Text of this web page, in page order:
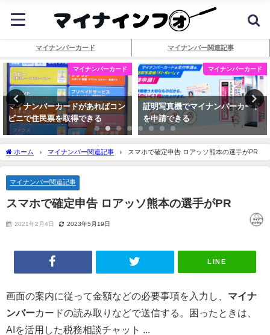
マイナンバーカード マイナンバー関連記事
マイナンバーカード
マイナンバーカードがあればコン
ビニで住民票を取得できる
マイナンバーカード
証明写真機でマイナンバーカード
を申請できる
ホーム マイナンバー関連記事 スマホで確定申告 ロアッソ熊本の選手がPR
マイナンバー関連記事
スマホで確定申告 ロアッソ熊本の選手がPR
2021年2月4日 2023年5月19日
LINE
画面の案内に従って金額などの必要事項を入力し、 マイナ
ンバーカードの読み取りなどで送信する。困ったときは、
AIを活用した税務相談チャット ...